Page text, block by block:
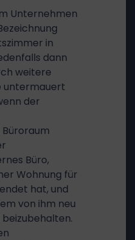
Unternehmen
in
dann
weitere
untermauert
der
Büro,
Wohnung für
hat, und
von ihm neu